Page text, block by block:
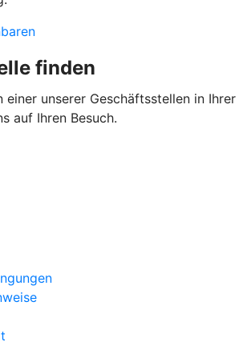
finden
einer unserer Geschäftsstellen in Ihrer
auf Ihren Besuch.